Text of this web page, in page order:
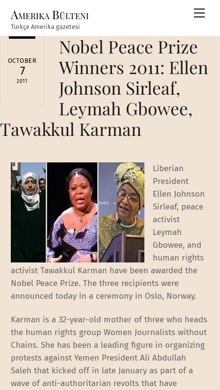
content
Amerika Bülteni
Türkçe Amerika gazetesi
OCTOBER
7
2011
Nobel Peace Prize
Winners 2011: Ellen
Johnson Sirleaf,
Leymah Gbowee,
Tawakkul Karman
Liberian
President
Ellen Johnson
Sirleaf, peace
activist
Leymah
Gbowee, and
human rights
activist Tawakkul Karman have been awarded the
Nobel Peace Prize. The three recipients were
announced today in a ceremony in Oslo, Norway.
Karman is a 32-year-old mother of three who heads
the human rights group Women Journalists without
Chains. She has been a leading figure in organizing
protests against Yemen President Ali Abdullah
Saleh that kicked off in late January as part of a
wave of anti-authoritarian revolts that have